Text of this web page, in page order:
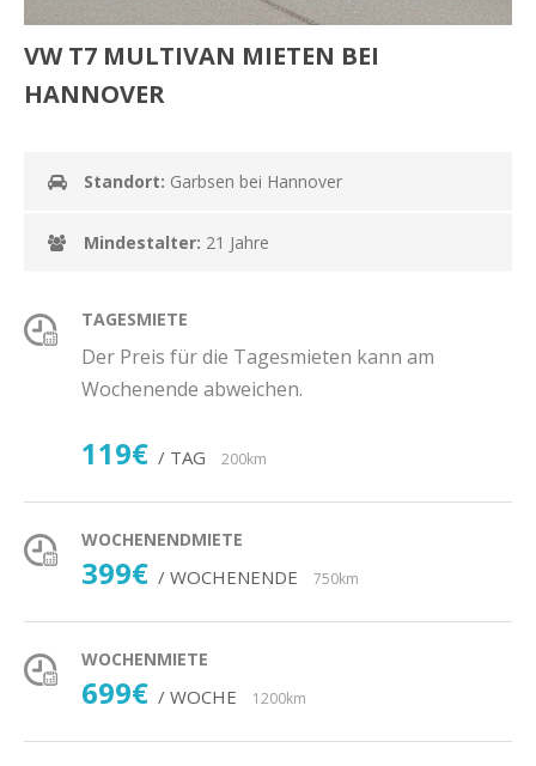
VW T7 MULTIVAN MIETEN BEI
HANNOVER
Standort: Garbsen bei Hannover
Mindestalter: 21 Jahre
TAGESMIETE
Der Preis für die Tagesmieten kann am
Wochenende abweichen.
119€ / TAG 200km
WOCHENENDMIETE
399€ / WOCHENENDE 750km
WOCHENMIETE
699€ / WOCHE 1200km